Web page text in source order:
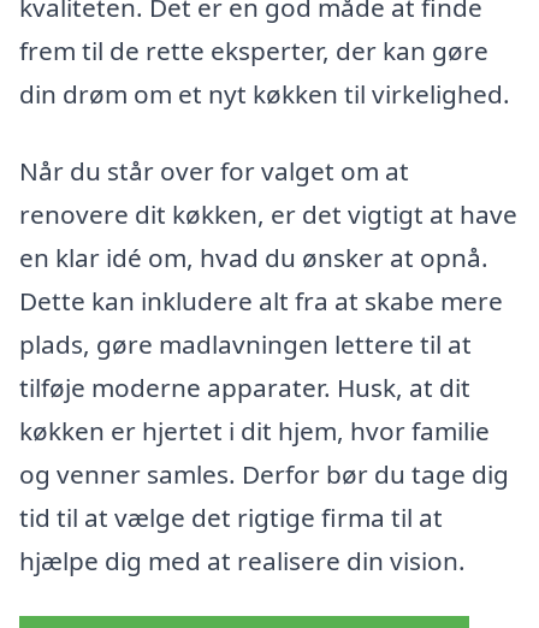
kvaliteten. Det er en god måde at finde
frem til de rette eksperter, der kan gøre
din drøm om et nyt køkken til virkelighed.
Når du står over for valget om at
renovere dit køkken, er det vigtigt at have
en klar idé om, hvad du ønsker at opnå.
Dette kan inkludere alt fra at skabe mere
plads, gøre madlavningen lettere til at
tilføje moderne apparater. Husk, at dit
køkken er hjertet i dit hjem, hvor familie
og venner samles. Derfor bør du tage dig
tid til at vælge det rigtige firma til at
hjælpe dig med at realisere din vision.